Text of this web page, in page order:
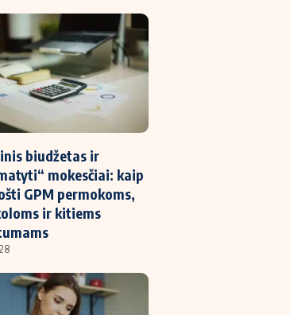
biudžetas ir
mokesčiai: kaip
GPM permokoms,
ir kitiems